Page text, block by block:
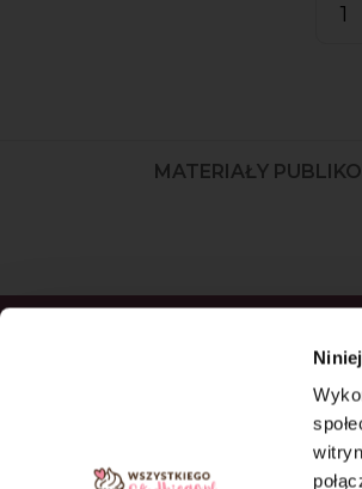
1
MATERIAŁY
ZAPISZ SIĘ DO
NASZE NAJNOWSZE
ZAPISZ SIĘ